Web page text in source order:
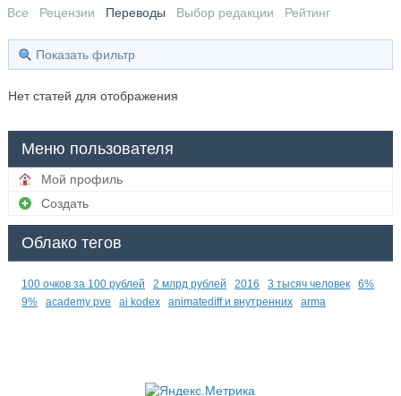
Все Рецензии Переводы Выбор редакции Рейтинг
Показать фильтр
Нет статей для отображения
Меню пользователя
Мой профиль
Создать
Облако тегов
100 очков за 100 рублей 2 млрд рублей 2016 3 тысяч человек
6%
9%
academy pve ai kodex animatediff и внутренних arma